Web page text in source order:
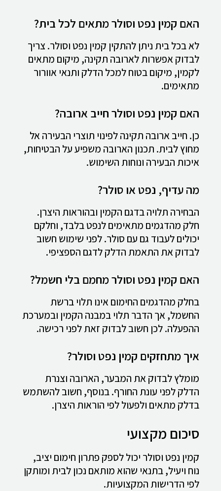
האם קמין נפט וסולר מתאים לכל בית?
לא בכל בית ניתן להתקין קמין נפט וסולר. צריך
לבדוק אפשרות לארובה תקינה, מיקום מתאים
לקמין, מיקום בטוח למכל הדלק ותנאי אוורור
מתאימים.
האם קמין נפט וסולר חייב ארובה?
כן. חייב ארובה תקינה לפינוי תוצרי הבעירה אל
מחוץ לבית. תכנון הארובה משפיע על הבטיחות,
איכות הבעירה ונוחות השימוש.
מה עדיף, נפט או סולר?
הבחירה תלויה בדגם הקמין ובהוראות היצרן.
חלק מהדגמים מתאימים לנפט בלבד, וחלקם
יכולים לעבוד גם עם סולר. לפני שימוש חשוב
לבדוק את התאמת הדלק לדגם הספציפי.
האם קמין נפט וסולר מחמם בלי חשמל?
בחלק מהדגמים החימום אינו תלוי ברשת
החשמל, אך הדבר תלוי במבנה הקמין ובמערכת
ההפעלה. לכן חשוב לבדוק זאת לפני רכישה.
איך מתחזקים קמין נפט וסולר?
מומלץ לבדוק את המבער, הארובה וצנרת
הדלק לפני עונת החורף. בנוסף, חשוב להשתמש
בדלק מתאים ולפעול לפי הוראות היצרן.
סיכום מקצועי
קמין נפט וסולר יכול לספק פתרון חימום יציב,
נוח ויעיל, בתנאי שהוא מותאם נכון לבית ומותקן
לפי הדרישות המקצועיות.